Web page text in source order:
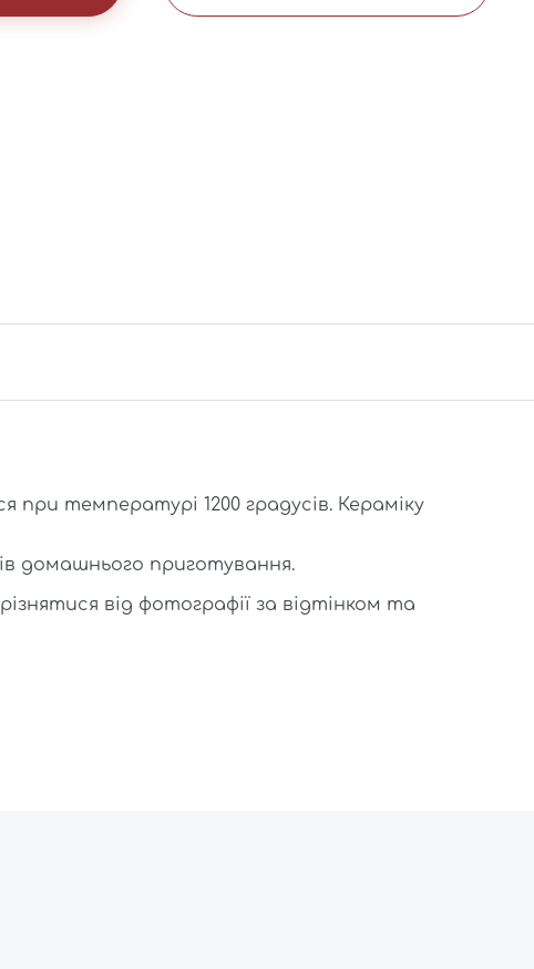
температурі 1200 градусів. Кераміку
домашнього приготування.
від фотографії за відтінком та